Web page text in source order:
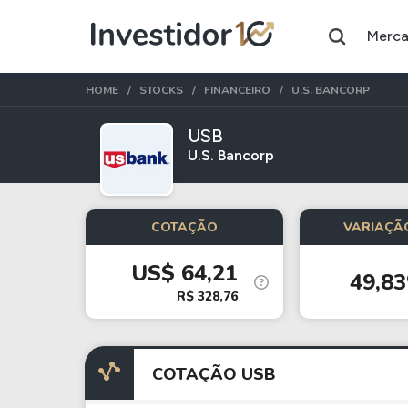
Assuntos do momento
Índice
Ibovespa
Commodity
Ambev
HGLG11
HOME STOCKS FINANCEIRO U.S. BANCORP
USB
U.S. Bancorp
COTAÇÃO
US$ 64,21
R$ 328,76
COTAÇÃO USB